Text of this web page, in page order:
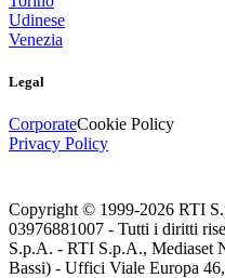
Udinese
Venezia
Legal
CorporateCookie Policy
Privacy Policy
Copyright © 1999-2026 RTI
03976881007 - Tutti i diritti
S.p.A. - RTI S.p.A., Mediaset
Bassi) - Uffici Viale Europa